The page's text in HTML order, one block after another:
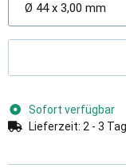
Ø 44 x 3,00 mm
Sofort verfügbar
Lieferzeit: 2 - 3